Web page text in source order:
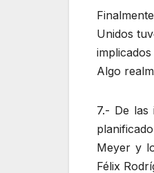
Unidos
Algo
7.- De las
Meyer y
Félix